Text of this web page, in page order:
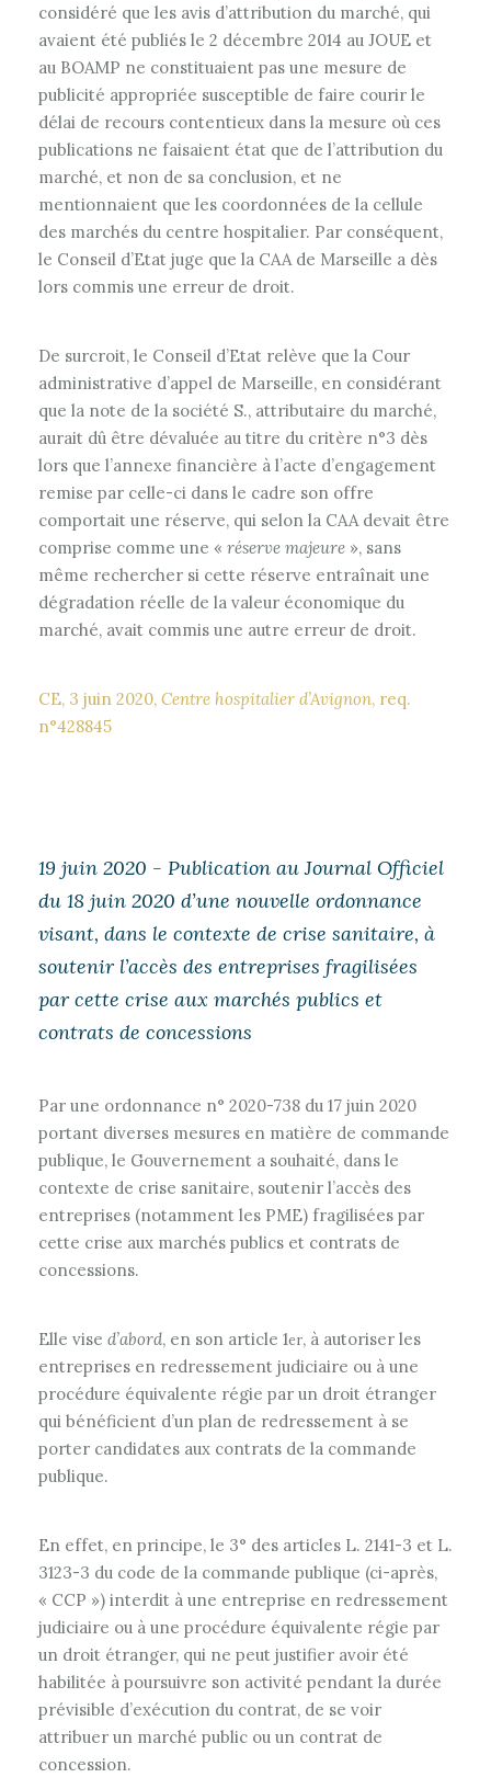
considéré que les avis d’attribution du marché, qui
avaient été publiés le 2 décembre 2014 au JOUE et
au BOAMP ne constituaient pas une mesure de
publicité appropriée susceptible de faire courir le
délai de recours contentieux dans la mesure où ces
publications ne faisaient état que de l’attribution du
marché, et non de sa conclusion, et ne
mentionnaient que les coordonnées de la cellule
des marchés du centre hospitalier. Par conséquent,
le Conseil d’Etat juge que la CAA de Marseille a dès
lors commis une erreur de droit.
De surcroit, le Conseil d’Etat relève que la Cour
administrative d’appel de Marseille, en considérant
que la note de la société S., attributaire du marché,
aurait dû être dévaluée au titre du critère n°3 dès
lors que l’annexe financière à l’acte d’engagement
remise par celle-ci dans le cadre son offre
comportait une réserve, qui selon la CAA devait être
comprise comme une « réserve majeure », sans
même rechercher si cette réserve entraînait une
dégradation réelle de la valeur économique du
marché, avait commis une autre erreur de droit.
CE, 3 juin 2020, Centre hospitalier d’Avignon, req.
n°428845
19 juin 2020 - Publication au Journal Officiel
du 18 juin 2020 d’une nouvelle ordonnance
visant, dans le contexte de crise sanitaire, à
soutenir l’accès des entreprises fragilisées
par cette crise aux marchés publics et
contrats de concessions
Par une ordonnance n° 2020-738 du 17 juin 2020
portant diverses mesures en matière de commande
publique, le Gouvernement a souhaité, dans le
contexte de crise sanitaire, soutenir l’accès des
entreprises (notamment les PME) fragilisées par
cette crise aux marchés publics et contrats de
concessions.
Elle vise d’abord, en son article 1er, à autoriser les
entreprises en redressement judiciaire ou à une
procédure équivalente régie par un droit étranger
qui bénéficient d’un plan de redressement à se
porter candidates aux contrats de la commande
publique.
En effet, en principe, le 3° des articles L. 2141-3 et L.
3123-3 du code de la commande publique (ci-après,
« CCP ») interdit à une entreprise en redressement
judiciaire ou à une procédure équivalente régie par
un droit étranger, qui ne peut justifier avoir été
habilitée à poursuivre son activité pendant la durée
prévisible d’exécution du contrat, de se voir
attribuer un marché public ou un contrat de
concession.